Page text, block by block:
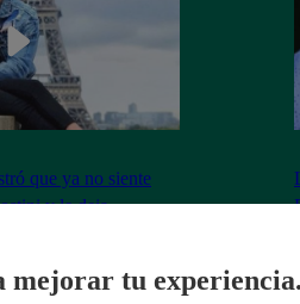
que ya no siente
y le deja
mejorar tu experiencia.